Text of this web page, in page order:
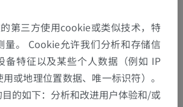
第三方使用cookie或类似技术，特
量。 Cookie允许我们分析和存储信
备特征以及某些个人数据（例如 IP
或地理位置数据、唯一标识符）。
的如下：分析和改进用户体验和/或